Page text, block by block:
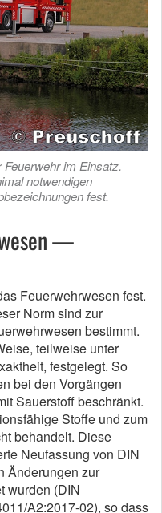
im Einsatz.
notwendigen
fest.
—
Feuerwehrwesen fest.
Norm sind zur
bestimmt.
teilweise unter
festgelegt. So
bei den Vorgängen
Sauerstoff beschränkt.
Stoffe und zum
behandelt. Diese
Neufassung von DIN
Änderungen zur
wurden (DIN
A2:2017-02), so dass